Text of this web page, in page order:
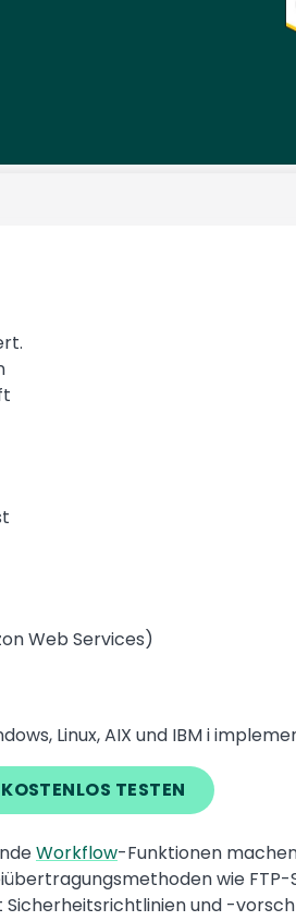
Web Services)
Linux, AIX und IBM i
TESTEN
Workflow-Funktionen
wie
Sicherheitsrichtlinien und -